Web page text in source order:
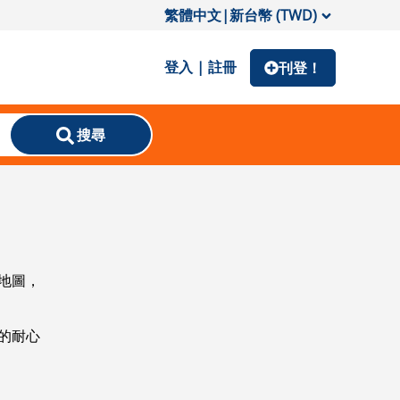
繁體中文|新台幣 (TWD)
登入 | 註冊 刊登！
搜尋
圖，
耐心